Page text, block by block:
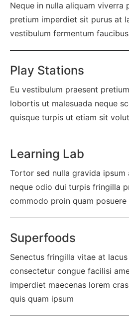
Neque in nulla aliquam viverra
pretium imperdiet sit purus at
vestibulum fermentum
Play Stations
Eu vestibulum praesent
lobortis ut malesuada neque
quisque turpis ut etiam sit
Learning Lab
Tortor sed nulla gravida ipsum
neque odio dui turpis fringilla
commodo proin quam
Superfoods
Senectus fringilla vitae at
consectetur congue facilisi
imperdiet maecenas lorem
quis quam ipsum